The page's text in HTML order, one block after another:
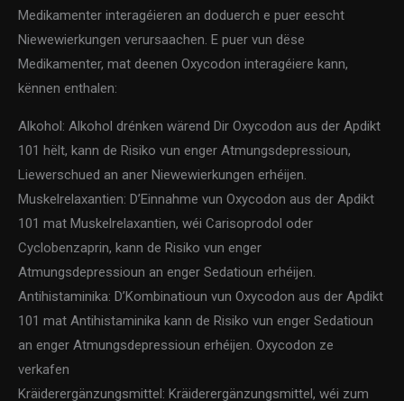
Medikamenter interagéieren an doduerch e puer eescht
Niewewierkungen verursaachen. E puer vun dëse
Medikamenter, mat deenen Oxycodon interagéiere kann,
kënnen enthalen:
Alkohol: Alkohol drénken wärend Dir Oxycodon aus der Apdikt
101 hëlt, kann de Risiko vun enger Atmungsdepressioun,
Liewerschued an aner Niewewierkungen erhéijen.
Muskelrelaxantien: D’Einnahme vun Oxycodon aus der Apdikt
101 mat Muskelrelaxantien, wéi Carisoprodol oder
Cyclobenzaprin, kann de Risiko vun enger
Atmungsdepressioun an enger Sedatioun erhéijen.
Antihistaminika: D’Kombinatioun vun Oxycodon aus der Apdikt
101 mat Antihistaminika kann de Risiko vun enger Sedatioun
an enger Atmungsdepressioun erhéijen. Oxycodon ze
verkafen
Kräiderergänzungsmittel: Kräiderergänzungsmittel, wéi zum